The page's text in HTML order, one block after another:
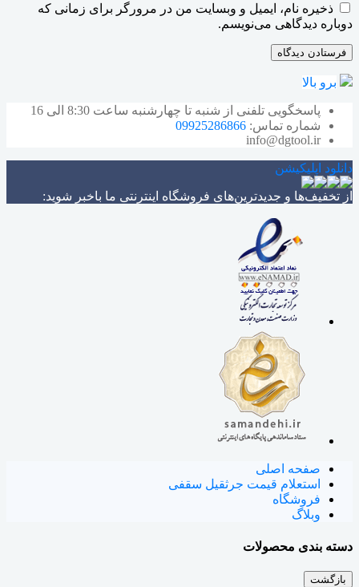
ذخیره نام، ایمیل و وبسایت من در مرورگر برای زمانی که
دوباره دیدگاهی می‌نویسم.
برو بالا
پاسخگویی تلفنی از شنبه تا چهارشنبه ساعت 8:30 الی 16
شماره تماس: 09925286866
info@dgtool.ir
دانلود اپلیکیشن
از تخفیف‌ها و جدیدترین‌های فروشگاه اینترنتی ما باخبر شوید:
صفحه اصلی
استعلام قیمت جرثقیل سقفی
فروشگاه
وبلاگ
دسته بندی محصولات
بازگشت